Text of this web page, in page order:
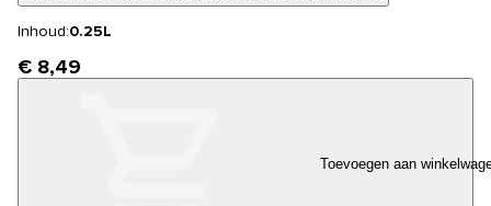
Inhoud:0.25L
€ 8,49
Toevoegen aan